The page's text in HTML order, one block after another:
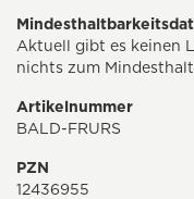
Aktuell gibt es keinen
nichts zum
Artikelnummer
BALD-FRURS
PZN
12436955